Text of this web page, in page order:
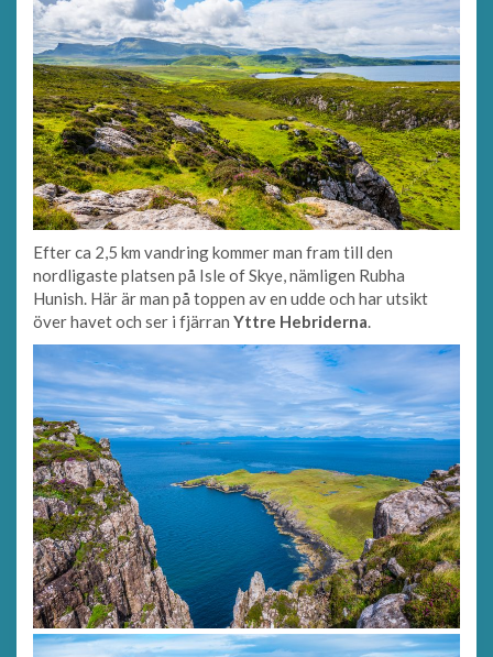
Efter ca 2,5 km vandring kommer man fram till den
nordligaste platsen på Isle of Skye, nämligen Rubha
Hunish. Här är man på toppen av en udde och har utsikt
över havet och ser i fjärran Yttre Hebriderna.